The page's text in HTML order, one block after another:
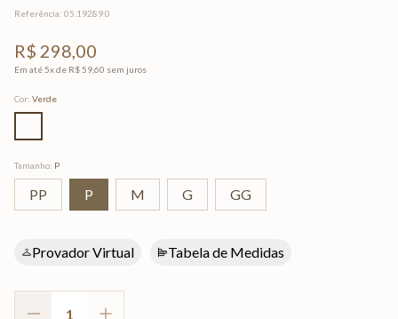
Referência: 05.19289.0
R$ 298,00
Em até 5x de R$ 5960 sem juros
Cor: Verde
Tamanho: P
PP P M G GG
Provador Virtual Tabela de Medidas